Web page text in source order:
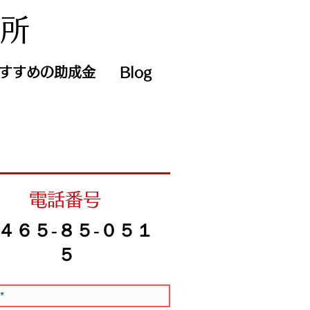
すめの助成金 Blog
​電話番号
６５-８５-０５１
５